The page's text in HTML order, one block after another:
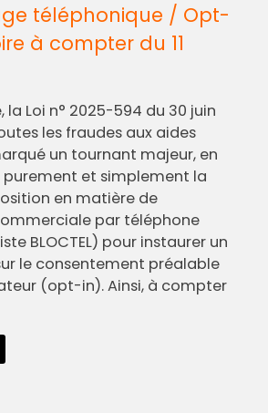
téléphonique / Opt-
à compter du 11
la Loi n° 2025-594 du 30 juin
les fraudes aux aides
un tournant majeur, en
et simplement la
en matière de
par téléphone
BLOCTEL) pour instaurer un
le consentement préalable
(opt-in). Ainsi, à compter